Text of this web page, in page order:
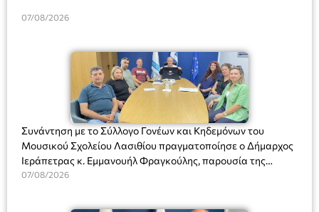
07/08/2026
Συνάντηση με το Σύλλογο Γονέων και Κηδεμόνων του
Μουσικού Σχολείου Λασιθίου πραγματοποίησε ο Δήμαρχος
Ιεράπετρας κ. Εμμανουήλ Φραγκούλης, παρουσία της
Διευθύντριας του σχολείου κας Μαριάννας Χαΐτα.
07/08/2026